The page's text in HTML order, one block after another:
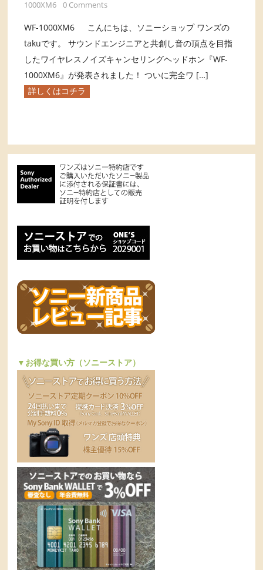
1000XM6
0 Comments
WF-1000XM6 こんにちは、ソニーショップ ワンズの
takuです。 サウンドエンジニアと共創し音の頂点を目指
したワイヤレスノイズキャンセリングヘッドホン『WF-
1000XM6』が発表されました！ ついに完全ワ […]
詳しくはコチラ
▼お得な買い方（ソニーストア）